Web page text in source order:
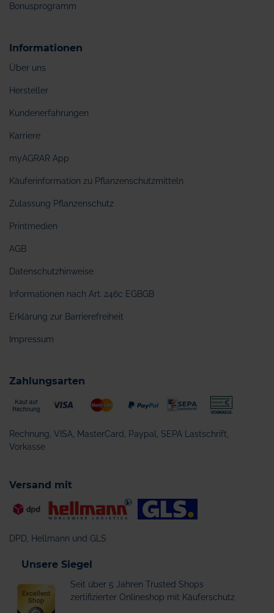
Bonusprogramm
Informationen
Über uns
Hersteller
Kundenerfahrungen
Karriere
myAGRAR App
Käuferinformation zu Pflanzenschutzmitteln
Zulassung Pflanzenschutz
Printmedien
AGB
Datenschutzhinweise
Informationen nach Art. 246c EGBGB
Erklärung zur Barrierefreiheit
Impressum
Zahlungsarten
Rechnung, VISA, MasterCard, Paypal, SEPA Lastschrift,
Vorkasse
Versand mit
DPD, Hellmann und GLS
Unsere Siegel
Seit über 5 Jahren Trusted Shops
zertifizierter Onlineshop mit Käuferschutz